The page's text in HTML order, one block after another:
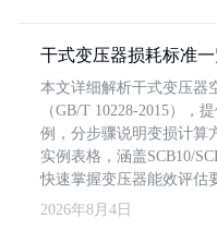
干式变压器损耗标准
本文详细解析干式变压器
（GB/T 10228-2015），
例，分步骤说明变损计算
实例表格，涵盖SCB10/
快速掌握变压器能效评估
2026年8月4日